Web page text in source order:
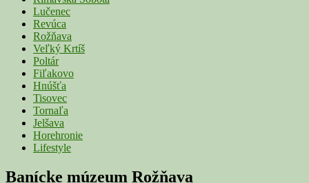
Lučenec
Revúca
Rožňava
Veľký Krtíš
Poltár
Fiľakovo
Hnúšťa
Tisovec
Tornaľa
Jelšava
Horehronie
Lifestyle
Navigácia
Banícke múzeum Rožňava